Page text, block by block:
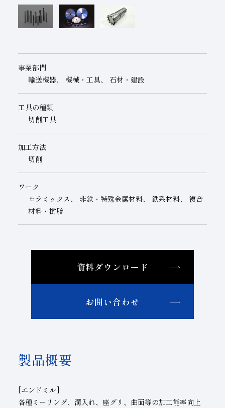
事業紹介
事業部門
輸送機器、 機械・工具、 石材・建設
工具の種類
切削工具
加工方法
切削
ワーク
セラミックス、 非鉄・特殊金属材料、 鉄系材料、 複合
材料・樹脂
資料ダウンロード
お問い合わせ
製品概要
[エンドミル]
各種ミーリング、溝入れ、座グリ、曲面等の加工能率向上